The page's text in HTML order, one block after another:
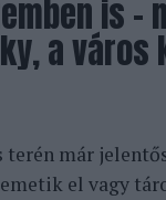
is –
a
terén már
el vagy